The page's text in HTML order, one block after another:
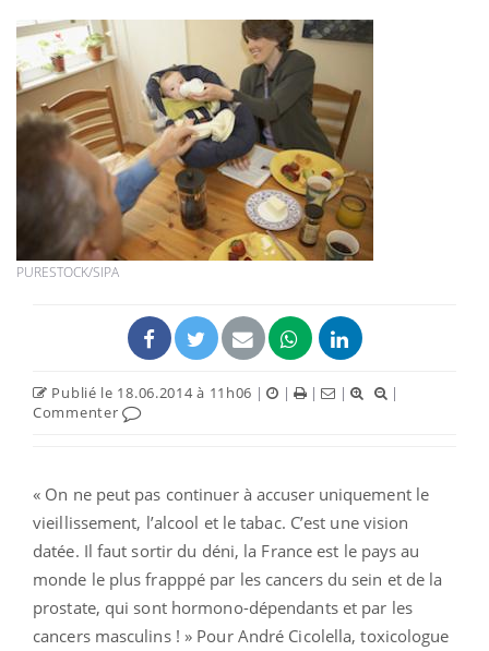
PURESTOCK/SIPA
Publié le 18.06.2014 à 11h06 | | | |
|
Commenter
« On ne peut pas continuer à accuser uniquement le
vieillissement, l’alcool et le tabac. C’est une vision
datée. Il faut sortir du déni, la France est le pays au
monde le plus frapppé par les cancers du sein et de la
prostate, qui sont hormono-dépendants et par les
cancers masculins ! » Pour André Cicolella, toxicologue